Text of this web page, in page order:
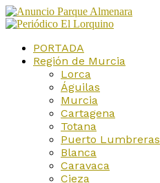
PORTADA
Región de Murcia
Lorca
Águilas
Murcia
Cartagena
Totana
Puerto Lumbreras
Blanca
Caravaca
Cieza